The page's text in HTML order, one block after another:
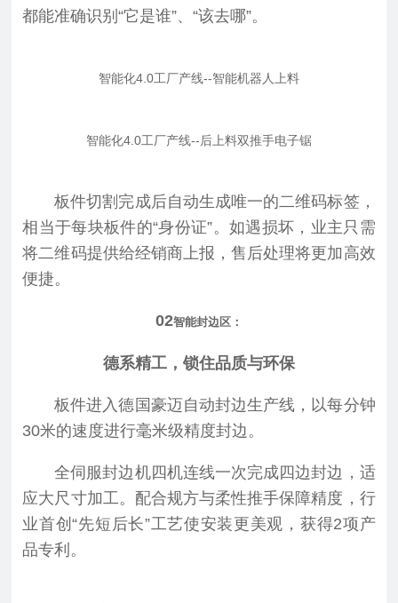
都能准确识别“它是谁”、“该去哪”。
智能化4.0工厂产线--智能机器人上料
智能化4.0工厂产线--后上料双推手电子锯
板件切割完成后自动生成唯一的二维码标签，
相当于每块板件的“身份证”。如遇损坏，业主只需
将二维码提供给经销商上报，售后处理将更加高效
便捷。
02智能封边区：
德系精工，锁住品质与环保
板件进入德国豪迈自动封边生产线，以每分钟
30米的速度进行毫米级精度封边。
全伺服封边机四机连线一次完成四边封边，适
应大尺寸加工。配合规方与柔性推手保障精度，行
业首创“先短后长”工艺使安装更美观，获得2项产
品专利。